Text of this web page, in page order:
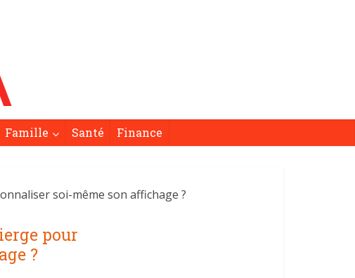
Famille Santé Finance
soi-même son affichage ?
pour
?